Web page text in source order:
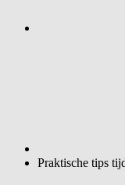
Praktische tips